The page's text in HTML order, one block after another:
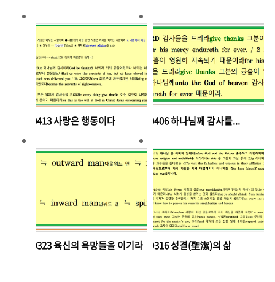
250413 사랑은 행동이다 250406 하나님께 감사를...
250323 육신의 욕망들을 이기라250316 성결(聖潔)의 삶